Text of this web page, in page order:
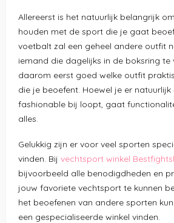
Allereerst is het natuurlijk belangrijk
houden met de sport die je gaat
voetbalt zal een geheel andere outfit
iemand die dagelijks in de boksring te
daarom eerst goed welke outfit
die je beoefent. Hoewel je er
fashionable bij loopt, gaat
alles.
Gelukkig zijn er voor veel sporten
vinden. Bij vechtsport winkel
bijvoorbeeld alle benodigdheden en
jouw favoriete vechtsport te kunnen
het beoefenen van andere sporten
een gespecialiseerde winkel vinden.